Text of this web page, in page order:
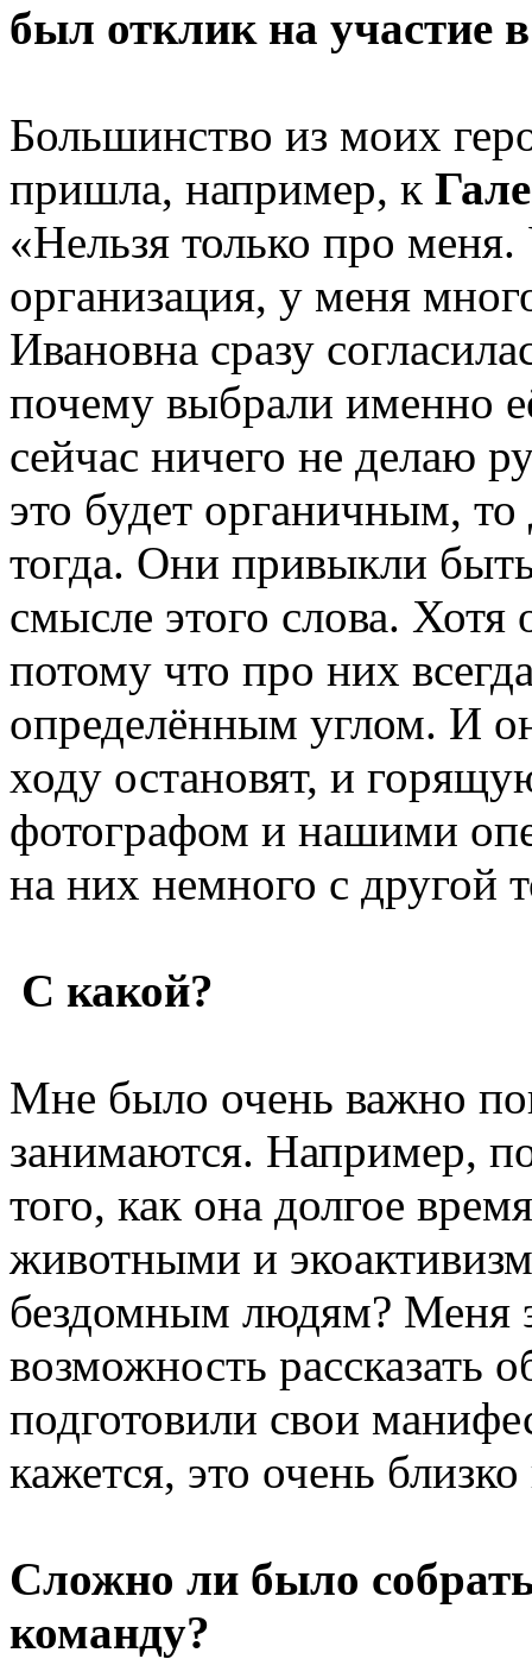
был отклик на участие
Большинство из моих
пришла, например, к
«Нельзя только про
организация, у меня
Ивановна сразу
почему выбрали именно
сейчас ничего не делаю
это будет органичным, то
тогда. Они привыкли
смысле этого слова.
потому что про них
определённым углом. И
ходу остановят, и
фотографом и нашими
на них немного с другой
С какой?
Мне было очень важно
занимаются. Например,
того, как она долгое
животными и
бездомным людям? Меня
возможность рассказать
подготовили свои
кажется, это очень
Сложно ли было
команду?